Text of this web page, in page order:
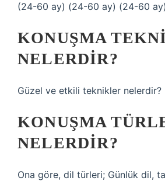
(24-60 ay) (24-60 ay) (24-60 ay)
KONUŞMA
NELERDIR?
Güzel ve etkili teknikler nelerdir?
KONUŞMA
NELERDIR?
Ona göre, dil türleri; Günlük dil,